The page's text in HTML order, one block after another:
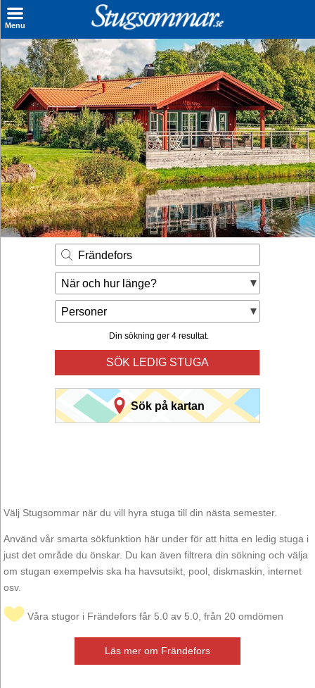
Menu
Sök stuga
Sista Minuten
Genvägar
Inspiration
Kontakt
Husägare
Se hur mycket du kan tjäna
Räkna ut din
hyresintäkt
Frändefors
När och hur länge?
Personer
Din sökning ger 4 resultat.
SÖK LEDIG STUGA
Sök på kartan
Välj Stugsommar när du vill hyra stuga till din nästa semester.
Använd vår smarta sökfunktion här under för att hitta en ledig stuga i
just det område du önskar. Du kan även filtrera din sökning och välja
om stugan exempelvis ska ha havsutsikt, pool, diskmaskin, internet
osv.
Läs mer om Frändefors
Våra stugor i Frändefors får 5.0 av 5.0, från 20 omdömen